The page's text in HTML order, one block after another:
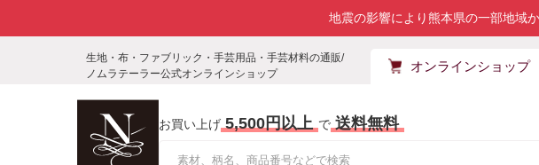
地震の影響により熊本県の一部地域
生地・布・ファブリック・手芸用品・手芸材料の通販/
ノムラテーラー公式オンラインショップ
オンラインショップ
お買い上げ 5,500円以上 で 送料無料